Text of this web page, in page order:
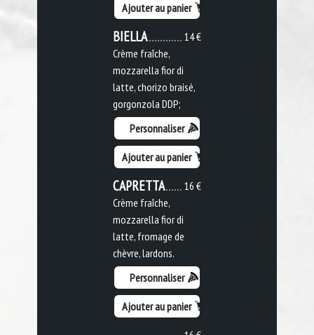
Ajouter au panier
14 €
BIELLA
Crème fraîche,
mozzarella fior di
latte, chorizo braisé,
gorgonzola DDP;
Personnaliser
Ajouter au panier
16 €
CAPRETTA
Crème fraîche,
mozzarella fior di
latte, fromage de
chèvre, lardons.
Personnaliser
Ajouter au panier